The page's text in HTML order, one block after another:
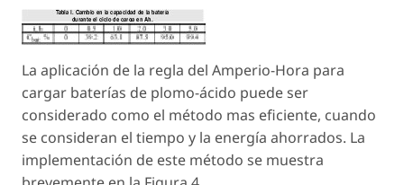
La aplicación de la regla del Amperio-Hora para
cargar baterías de plomo-ácido puede ser
considerado como el método mas eficiente, cuando
se consideran el tiempo y la energía ahorrados. La
implementación de este método se muestra